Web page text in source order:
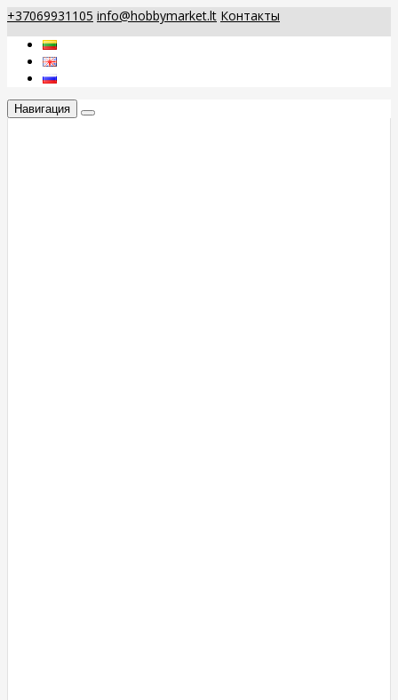
+37069931105 info@hobbymarket.lt Контакты
Навигация